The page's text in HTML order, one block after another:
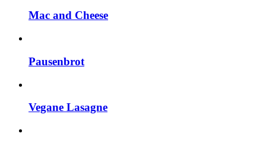
Mac and Cheese
Pausenbrot
Vegane Lasagne